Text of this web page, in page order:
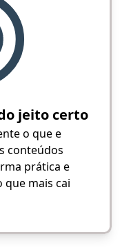
jeito certo
o que e
conteúdos
prática e
mais cai